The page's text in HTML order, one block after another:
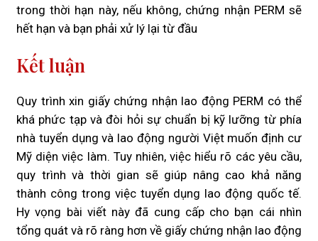
trong thời hạn này, nếu không, chứng nhận PERM sẽ
hết hạn và bạn phải xử lý lại từ đầu
Kết luận
Quy trình xin giấy chứng nhận lao động PERM có thể
khá phức tạp và đòi hỏi sự chuẩn bị kỹ lưỡng từ phía
nhà tuyển dụng và lao động người Việt muốn định cư
Mỹ diện việc làm. Tuy nhiên, việc hiểu rõ các yêu cầu,
quy trình và thời gian sẽ giúp nâng cao khả năng
thành công trong việc tuyển dụng lao động quốc tế.
Hy vọng bài viết này đã cung cấp cho bạn cái nhìn
tổng quát và rõ ràng hơn về giấy chứng nhận lao động